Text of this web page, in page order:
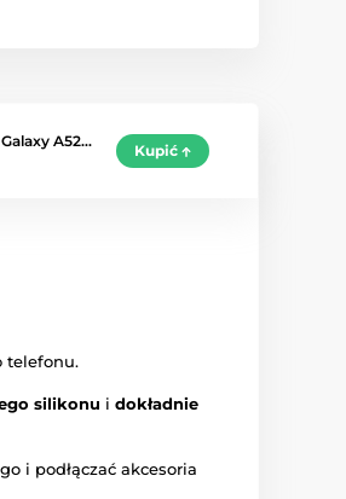
A52…
Kupić
telefonu.
silikonu i dokładnie
i podłączać akcesoria